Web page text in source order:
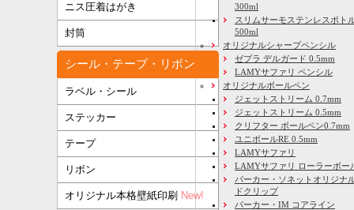
ニス圧着はがき
封筒
シール・テープ・リボン
ラベル・シール
ステッカー
テープ
リボン
オリジナル本格壁紙印刷 New!
300ml
スリムサーモステンレスボト
500ml
オリジナルシャープペンシル
ゼブラ デルガード 0.5mm
LAMYサファリ ペンシル
オリジナルボールペン
ジェットストリーム 0.7mm
ジェットストリーム 0.5mm
クリフター ボールペン0.7mm
ユニボールRE 0.5mm
LAMYサファリ
LAMYサファリ ローラーボー
パーカー・ソネットオリジナ
ドクリップ
パーカー・IM コアライン